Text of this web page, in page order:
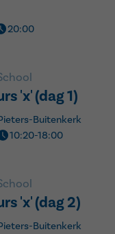
20:00
'x' (dag 1)
Buitenkerk
10:20-18:00
'x' (dag 2)
Buitenkerk